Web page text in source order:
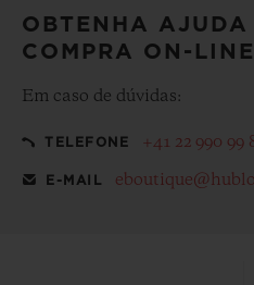
OBTENHA AJUDA
COMPRA ON-
Em caso de dúvidas:
TELEFONE +41 22 990 99
E-MAIL